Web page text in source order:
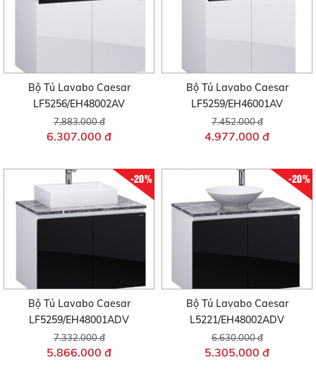
Bộ Tủ Lavabo Caesar
LF5256/EH48002AV
7.883.000 đ
6.307.000 đ
Bộ Tủ Lavabo Caesar
LF5259/EH46001AV
7.452.000 đ
4.977.000 đ
-20%
Bộ Tủ Lavabo Caesar
LF5259/EH48001ADV
7.332.000 đ
5.866.000 đ
-20%
Bộ Tủ Lavabo Caesar
L5221/EH48002ADV
6.630.000 đ
5.305.000 đ